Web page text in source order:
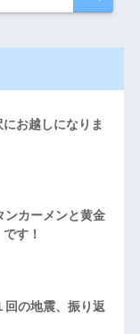
お越しになりま
ンカーメンと黄金
す！
の地震、振り返